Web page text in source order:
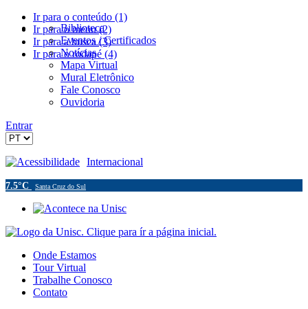
Ir para o conteúdo (1)
Ir para o menu (2)
Ir para a busca (3)
Ir para o rodapé (4)
Biblioteca
Eventos / Certificados
Notícias
Mapa Virtual
Mural Eletrônico
Fale Conosco
Ouvidoria
Entrar
Acessibilidade Internacional
7.5°C Santa Cruz do Sul
Onde Estamos
Tour Virtual
Trabalhe Conosco
Contato